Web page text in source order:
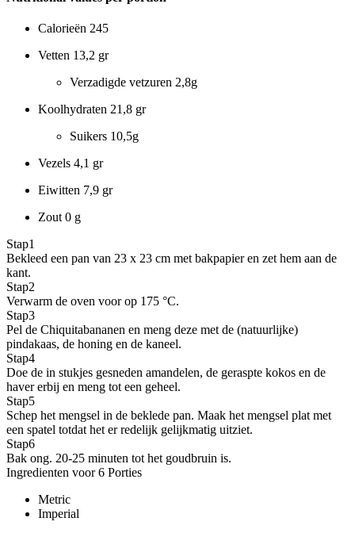
Calorieën 245
Vetten 13,2 gr
Verzadigde vetzuren 2,8g
Koolhydraten 21,8 gr
Suikers 10,5g
Vezels 4,1 gr
Eiwitten 7,9 gr
Zout 0 g
Stap1
Bekleed een pan van 23 x 23 cm met bakpapier en zet hem aan de
kant.
Stap2
Verwarm de oven voor op 175 °C.
Stap3
Pel de Chiquitabananen en meng deze met de (natuurlijke)
pindakaas, de honing en de kaneel.
Stap4
Doe de in stukjes gesneden amandelen, de geraspte kokos en de
haver erbij en meng tot een geheel.
Stap5
Schep het mengsel in de beklede pan. Maak het mengsel plat met
een spatel totdat het er redelijk gelijkmatig uitziet.
Stap6
Bak ong. 20-25 minuten tot het goudbruin is.
Ingredienten voor 6 Porties
Metric
Imperial